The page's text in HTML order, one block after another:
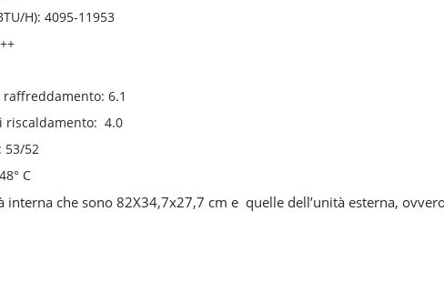
H): 4095-11953
raffreddamento: 6.1
riscaldamento: 4.0
53/52
C
che sono 82X34,7x27,7 cm e quelle dell’unità esterna,